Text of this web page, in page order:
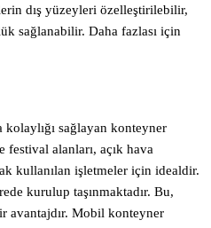
dış yüzeyleri özelleştirilebilir,
sağlanabilir. Daha fazlası için
kolaylığı sağlayan konteyner
alanları, açık hava
kullanılan işletmeler için idealdir.
kurulup taşınmaktadır. Bu,
avantajdır. Mobil konteyner